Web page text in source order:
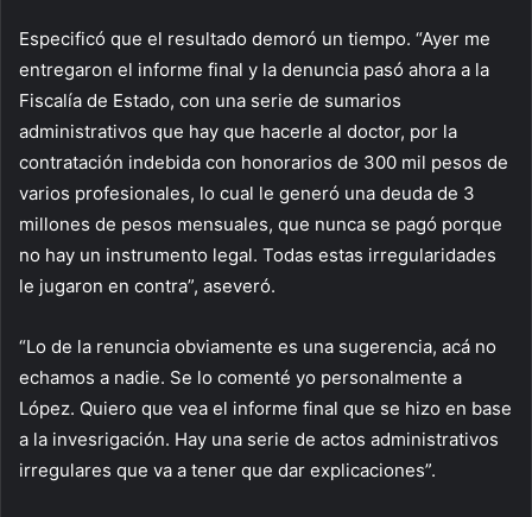
Especificó que el resultado demoró un tiempo. “Ayer me
entregaron el informe final y la denuncia pasó ahora a la
Fiscalía de Estado, con una serie de sumarios
administrativos que hay que hacerle al doctor, por la
contratación indebida con honorarios de 300 mil pesos de
varios profesionales, lo cual le generó una deuda de 3
millones de pesos mensuales, que nunca se pagó porque
no hay un instrumento legal. Todas estas irregularidades
le jugaron en contra”, aseveró.
“Lo de la renuncia obviamente es una sugerencia, acá no
echamos a nadie. Se lo comenté yo personalmente a
López. Quiero que vea el informe final que se hizo en base
a la invesrigación. Hay una serie de actos administrativos
irregulares que va a tener que dar explicaciones”.